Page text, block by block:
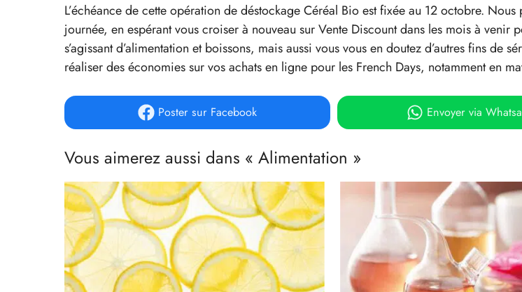
L’échéance de cette opération de déstockage Céréal Bio est fixée au 12 octobre.
journée, en espérant vous croiser à nouveau sur Vente Discount dans les mois à
s’agissant d’alimentation et boissons, mais aussi vous vous en doutez d’autres fins
réaliser des économies sur vos achats en ligne pour les French Days, notamment en
Poster sur Facebook Envoyervia
Vous aimerez aussi dans « Alimentation »